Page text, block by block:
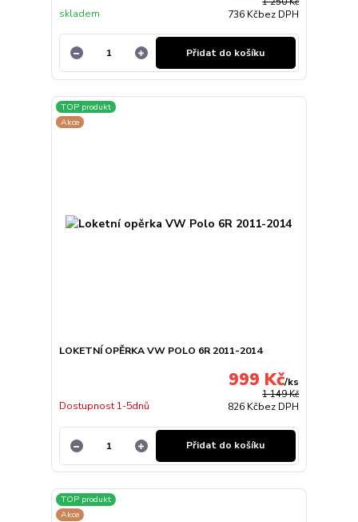
736 Kčbez DPH
skladem
Přidat do košíku
TOP produkt
Akce
LOKETNÍ OPĚRKA VW POLO 6R 2011-2014
1 149 Kč
999 Kč/ks
826 Kčbez DPH
Dostupnost 1-5dnů
Přidat do košíku
TOP produkt
Akce